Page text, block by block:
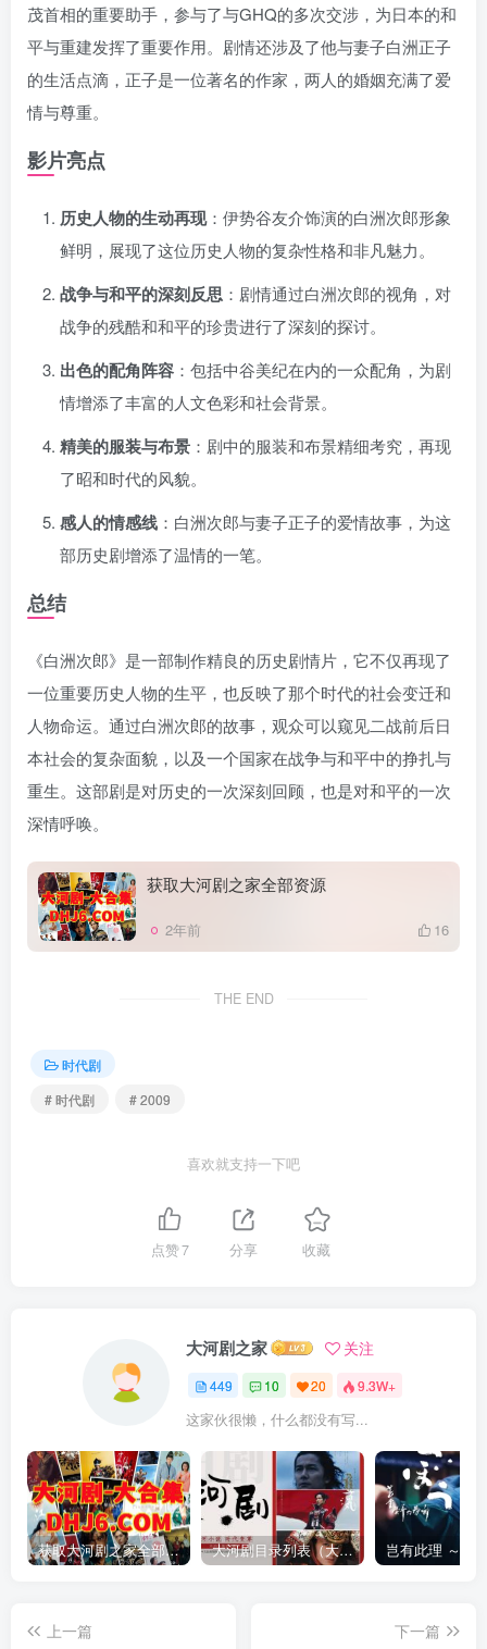
茂首相的重要助手，参与了与GHQ的多次交涉，为日本的和
平与重建发挥了重要作用。剧情还涉及了他与妻子白洲正子
的生活点滴，正子是一位著名的作家，两人的婚姻充满了爱
情与尊重。
影片亮点
历史人物的生动再现：伊势谷友介饰演的白洲次郎形象
鲜明，展现了这位历史人物的复杂性格和非凡魅力。
战争与和平的深刻反思 ：剧情通过白洲次郎的视角，对
战争的残酷和和平的珍贵进行了深刻的探讨。
出色的配角阵容 ：包括中谷美纪在内的一众配角，为剧
情增添了丰富的人文色彩和社会背景。
精美的服装与布景 ：剧中的服装和布景精细考究，再现
了昭和时代的风貌。
感人的情感线 ：白洲次郎与妻子正子的爱情故事，为这
部历史剧增添了温情的一笔。
总结
《白洲次郎》是一部制作精良的历史剧情片，它不仅再现了
一位重要历史人物的生平，也反映了那个时代的社会变迁和
人物命运。通过白洲次郎的故事，观众可以窥见二战前后日
本社会的复杂面貌，以及一个国家在战争与和平中的挣扎与
重生。这部剧是对历史的一次深刻回顾，也是对和平的一次
深情呼唤。
获取大河剧之家全部资源
2年前 16
THE END
时代剧
# 时代剧
# 2009
喜欢就支持一下吧
点赞7 分享 收藏
大河剧之家 关注
449 10 20 9.3W+
这家伙很懒，什么都没有写...
获取大河剧之家全部资源 大河剧目录列表（大河剧资源以本目录为准）
上一篇
下一篇